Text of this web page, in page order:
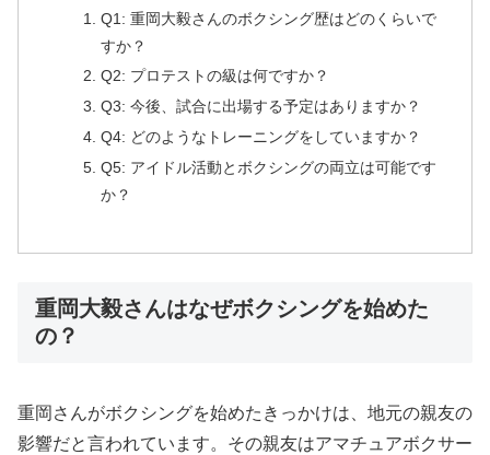
Q1: 重岡大毅さんのボクシング歴はどのくらいで
すか？
Q2: プロテストの級は何ですか？
Q3: 今後、試合に出場する予定はありますか？
Q4: どのようなトレーニングをしていますか？
Q5: アイドル活動とボクシングの両立は可能です
か？
重岡大毅さんはなぜボクシングを始めた
の？
重岡さんがボクシングを始めたきっかけは、地元の親友の
影響だと言われています。その親友はアマチュアボクサー